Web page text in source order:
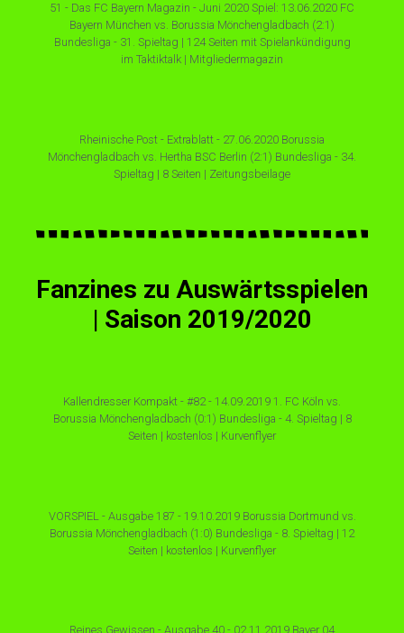
51 - Das FC Bayern Magazin - Juni 2020 Spiel: 13.06.2020 FC
Bayern München vs. Borussia Mönchengladbach (2:1)
Bundesliga - 31. Spieltag | 124 Seiten mit Spielankündigung
im Taktiktalk | Mitgliedermagazin
Rheinische Post - Extrablatt - 27.06.2020 Borussia
Mönchengladbach vs. Hertha BSC Berlin (2:1) Bundesliga - 34.
Spieltag | 8 Seiten | Zeitungsbeilage
Fanzines zu Auswärtsspielen
| Saison 2019/2020
Kallendresser Kompakt - #82 - 14.09.2019 1. FC Köln vs.
Borussia Mönchengladbach (0:1) Bundesliga - 4. Spieltag | 8
Seiten | kostenlos | Kurvenflyer
VORSPIEL - Ausgabe 187 - 19.10.2019 Borussia Dortmund vs.
Borussia Mönchengladbach (1:0) Bundesliga - 8. Spieltag | 12
Seiten | kostenlos | Kurvenflyer
Reines Gewissen - Ausgabe 40 - 02.11.2019 Bayer 04